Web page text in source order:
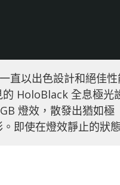
直以出色設計和絕佳
HoloBlack 全息極光
燈效，散發出猶如極
即使在燈效靜止的狀